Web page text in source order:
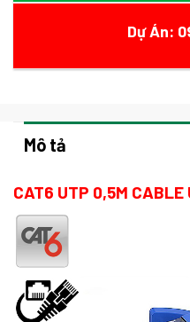
Dự Án:
Mô tả
CAT6 UTP 0,5M CABLE